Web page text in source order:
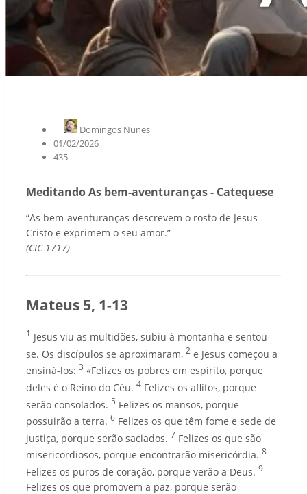
Domingos Nunes
01/02/2026
435
Meditando As bem-aventuranças - Catequese
“As bem-aventuranças descrevem o rosto de Jesus
Cristo e exprimem o seu amor.”
(CIC 1717)
Mateus 5, 1-13
1 Jesus viu as multidões, subiu à montanha e sentou-
se. Os discípulos se aproximaram, 2 e Jesus começou a
ensiná-los: 3 «Felizes os pobres em espírito, porque
deles é o Reino do Céu. 4 Felizes os aflitos, porque
serão consolados. 5 Felizes os mansos, porque
possuirão a terra. 6 Felizes os que têm fome e sede de
justiça, porque serão saciados. 7 Felizes os que são
misericordiosos, porque encontrarão misericórdia. 8
Felizes os puros de coração, porque verão a Deus. 9
Felizes os que promovem a paz, porque serão